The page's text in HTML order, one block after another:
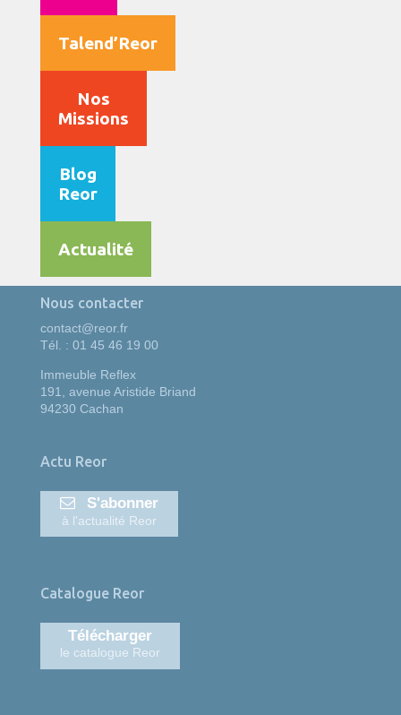
Talend’Reor
Nos
Missions
Blog
Reor
Actualité
Nous contacter
contact@reor.fr
Tél. : 01 45 46 19 00
Immeuble Reflex
191, avenue Aristide Briand
94230 Cachan
Actu Reor
S'abonner
à l'actualité Reor
Catalogue Reor
Télécharger
le catalogue Reor